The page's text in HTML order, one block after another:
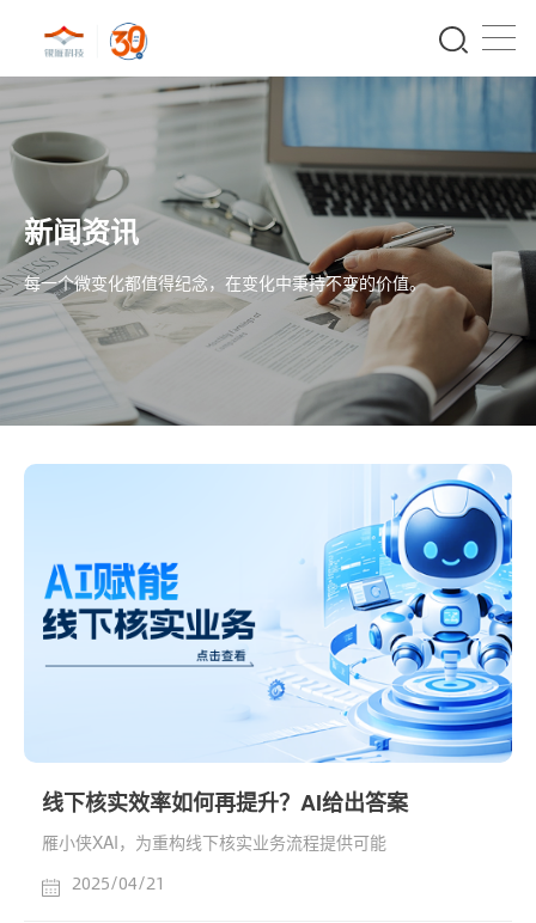
新闻资讯
每一个微变化都值得纪念，在变化中秉持不变的价值。
线下核实效率如何再提升？AI给出答案
雁小侠XAI，为重构线下核实业务流程提供可能
2025/04/21